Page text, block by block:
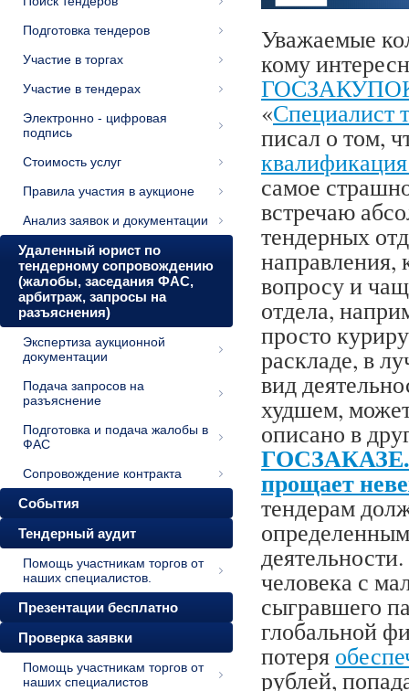
Подготовка тендеров
Участие в торгах
Участие в тендерах
Электронно - цифровая
подпись
Стоимость услуг
Правила участия в аукционе
Анализ заявок и документации
Удаленный юрист по
тендерному сопровождению
(жалобы, заседания ФАС,
арбитраж, запросы на
разъяснения)
Экспертиза аукционной
документации
Подача запросов на
разъяснение
Подготовка и подача жалобы в
ФАС
Сопровождение контракта
События
Тендерный аудит
Помощь участникам торгов от
наших специалистов.
Презентации бесплатно
Проверка заявки
Помощь участникам торгов от
наших специалистов
Уважаемые
кому
«Специалист
писал о том,
самое
встречаю
тендерных
направления,
вопросу и
отдела,
просто
раскладе, в
вид
худшем,
описано в
ГОСЗАКАЗЕ.
прощает
тендерам
человека с
сыгравшего
глобальной
потеря
рублей,